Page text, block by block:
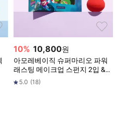
10% 10,800원
아모레베이직 슈퍼마리오 파워
래스팅 메이크업 스펀지 2입 &
파우치
5.0 (18)